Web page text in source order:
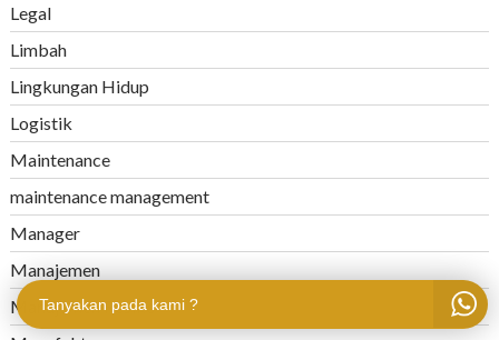
Legal
Limbah
Lingkungan Hidup
Logistik
Maintenance
maintenance management
Manager
Manajemen
Manajemen Resiko
Tanyakan pada kami ?